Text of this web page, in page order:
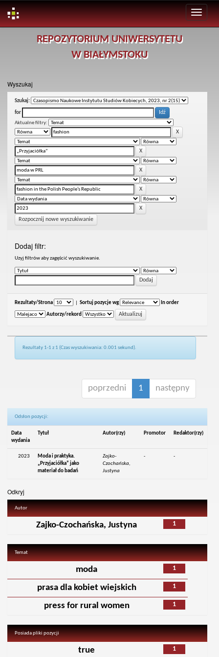
REPOZYTORIUM UNIWERSYTETU
W BIAŁYMSTOKU
Wyszukaj
Szukaj:
for
Aktualne filtry:
Rozpocznij nowe wyszukiwanie
Dodaj filtr:
Uzyj filtrów aby zagęścić wyszukiwanie.
Rezultaty/Strona Sortuj pozycje wg In order
Autorzy/rekord
Rezultaty 1-1 z 1 (Czas wyszukiwania: 0.001 sekund).
poprzedni 1 następny
Odsłon pozycji:
Data
wydania
Tytuł Autor(rzy) Promotor Redaktor(rzy)
2023
Moda i praktyka.
„Przyjaciółka” jako
materiał do badań
Zajko-
Czochańska,
Justyna
- -
Odkryj
Autor
1
Zajko-Czochańska, Justyna
Temat
1
moda
1
prasa dla kobiet wiejskich
1
press for rural women
Posiada pliki pozycji
1
true